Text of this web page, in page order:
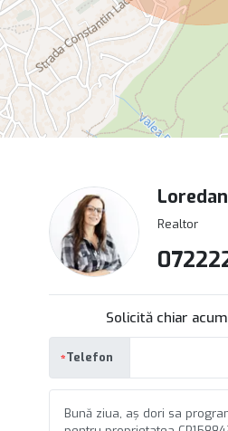
Realtor
Solicită chiar
Telefon